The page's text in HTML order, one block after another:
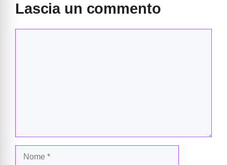
Lascia un commento